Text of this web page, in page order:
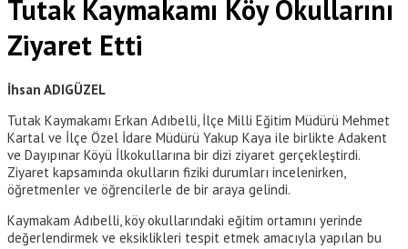
Tutak Kaymakamı Köy Okullarını
Ziyaret Etti
İhsan ADIGÜZEL
Tutak Kaymakamı Erkan Adıbelli, İlçe Milli Eğitim Müdürü Mehmet
Kartal ve İlçe Özel İdare Müdürü Yakup Kaya ile birlikte Adakent
ve Dayıpınar Köyü İlkokullarına bir dizi ziyaret gerçekleştirdi.
Ziyaret kapsamında okulların fiziki durumları incelenirken,
öğretmenler ve öğrencilerle de bir araya gelindi.
Kaymakam Adıbelli, köy okullarındaki eğitim ortamını yerinde
değerlendirmek ve eksiklikleri tespit etmek amacıyla yapılan bu